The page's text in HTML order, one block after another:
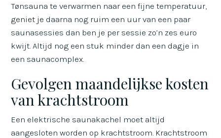
Tønsauna te verwarmen naar een fijne temperatuur,
geniet je daarna nog ruim een uur van een paar
saunasessies dan ben je per sessie zo’n zes euro
kwijt. Altijd nog een stuk minder dan een dagje in
een saunacomplex.
Gevolgen maandelijkse kosten
van krachtstroom
Een elektrische saunakachel moet altijd
aangesloten worden op krachtstroom. Krachtstroom